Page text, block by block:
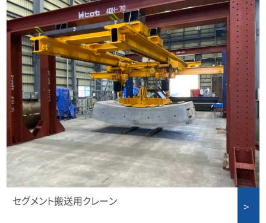
セグメント搬送用クレーン